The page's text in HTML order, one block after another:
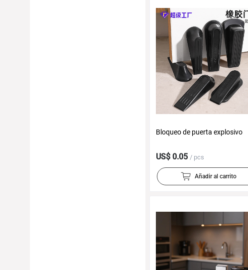
Bloqueo de puerta explosivo
US$ 0.05 / pcs
Añadir al carrito